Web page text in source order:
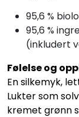
95,6 %
95,6 %
(inkludert
Følelse og
En silkemyk,
Lukter som
kremet grønn